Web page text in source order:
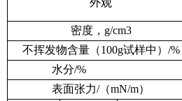
外观
密度， g/cm3
不挥发物含量（100g试样中）/%
水分/%
表面张力/（mN/m）